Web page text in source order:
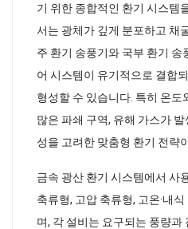
기 위한 종합적인 환기 시스템
서는 광체가 깊게 분포하고 채
주 환기 송풍기와 국부 환기 송
어 시스템이 유기적으로 결합
형성할 수 있습니다. 특히 온도
많은 파쇄 구역, 유해 가스가
성을 고려한 맞춤형 환기 전략
금속 광산 환기 시스템에서 사
축류형, 고압 축류형, 고온·내
며, 각 설비는 요구되는 풍량과